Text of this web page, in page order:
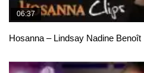
06:37
Hosanna – Lindsay Nadine Benoît